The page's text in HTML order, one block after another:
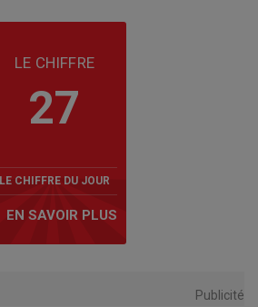
LE CHIFFRE
27
LE CHIFFRE DU JOUR
EN SAVOIR PLUS
Publicité